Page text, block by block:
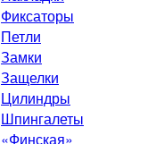
Фиксаторы
Петли
Замки
Защелки
Цилиндры
Шпингалеты
«Финская»